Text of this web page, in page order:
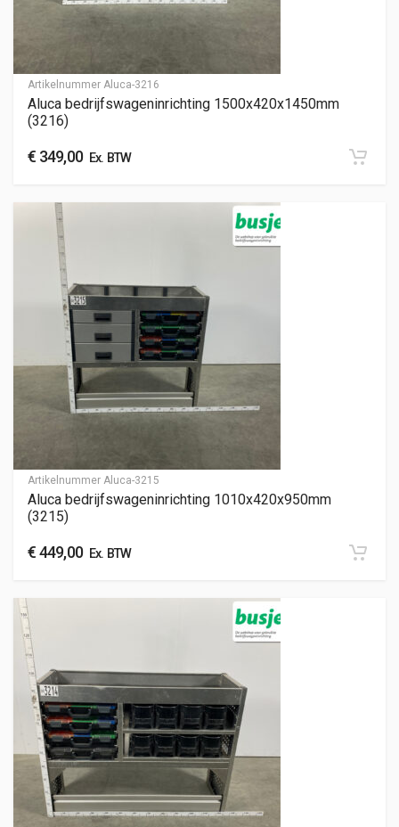
Artikelnummer Aluca-3216
Aluca bedrijfswageninrichting 1500x420x1450mm
(3216)
€ 349,00Ex. BTW
Artikelnummer Aluca-3215
Aluca bedrijfswageninrichting 1010x420x950mm
(3215)
€449,00Ex. BTW